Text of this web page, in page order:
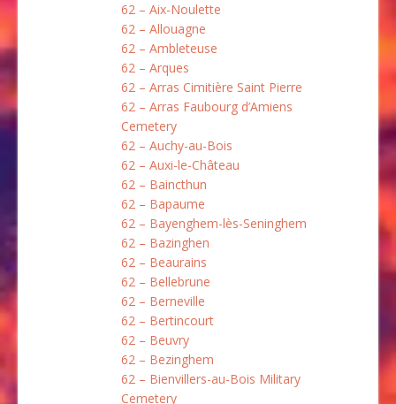
62 – Aix-Noulette
62 – Allouagne
62 – Ambleteuse
62 – Arques
62 – Arras Cimitière Saint Pierre
62 – Arras Faubourg d’Amiens
Cemetery
62 – Auchy-au-Bois
62 – Auxi-le-Château
62 – Baincthun
62 – Bapaume
62 – Bayenghem-lès-Seninghem
62 – Bazinghen
62 – Beaurains
62 – Bellebrune
62 – Berneville
62 – Bertincourt
62 – Beuvry
62 – Bezinghem
62 – Bienvillers-au-Bois Military
Cemetery